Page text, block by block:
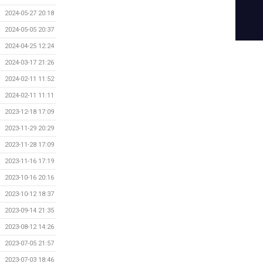
2024-05-27 20:18
2024-05-05 20:37
2024-04-25 12:24
2024-03-17 21:26
2024-02-11 11:52
2024-02-11 11:11
2023-12-18 17:09
2023-11-29 20:29
2023-11-28 17:09
2023-11-16 17:19
2023-10-16 20:16
2023-10-12 18:37
2023-09-14 21:35
2023-08-12 14:26
2023-07-05 21:57
2023-07-03 18:46